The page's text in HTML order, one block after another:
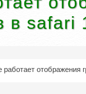
в safari
работает отображения